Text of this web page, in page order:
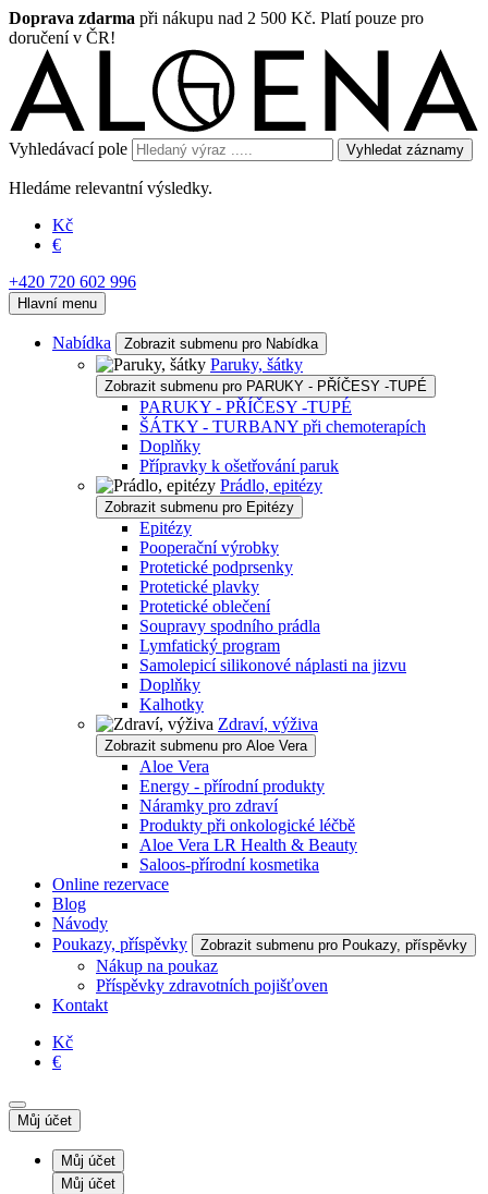
Doprava zdarma při nákupu nad 2 500 Kč. Platí pouze pro
doručení v ČR!
Vyhledávací pole Vyhledat záznamy
Hledáme relevantní výsledky.
Kč
€
+420 720 602 996
Hlavní menu
Nabídka Zobrazit submenu pro Nabídka
Paruky, šátky
Zobrazit submenu pro PARUKY - PŘÍČESY -TUPÉ
PARUKY - PŘÍČESY -TUPÉ
ŠÁTKY - TURBANY při chemoterapích
Doplňky
Přípravky k ošetřování paruk
Prádlo, epitézy
Zobrazit submenu pro Epitézy
Epitézy
Pooperační výrobky
Protetické podprsenky
Protetické plavky
Protetické oblečení
Soupravy spodního prádla
Lymfatický program
Samolepicí silikonové náplasti na jizvu
Doplňky
Kalhotky
Zdraví, výživa
Zobrazit submenu pro Aloe Vera
Aloe Vera
Energy - přírodní produkty
Náramky pro zdraví
Produkty při onkologické léčbě
Aloe Vera LR Health & Beauty
Saloos-přírodní kosmetika
Online rezervace
Blog
Návody
Poukazy, příspěvky
Zobrazit submenu pro Poukazy, příspěvky
Nákup na poukaz
Příspěvky zdravotních pojišťoven
Kontakt
Kč
€
Můj účet
Můj účet
Můj účet